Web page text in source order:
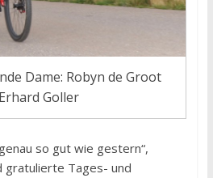
Dame: Robyn de Groot
Goller
so gut wie gestern“,
gratulierte Tages- und